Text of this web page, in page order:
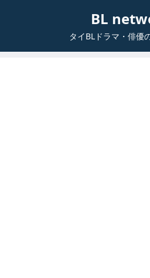
BL
タイBLドラマ・俳優